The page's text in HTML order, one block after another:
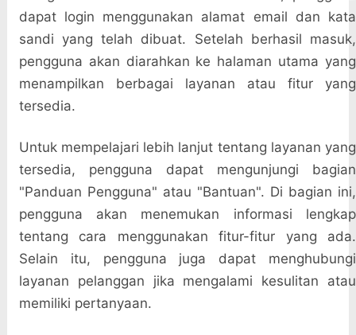
dapat login menggunakan alamat email dan kata
sandi yang telah dibuat. Setelah berhasil masuk,
pengguna akan diarahkan ke halaman utama yang
menampilkan berbagai layanan atau fitur yang
tersedia.
Untuk mempelajari lebih lanjut tentang layanan yang
tersedia, pengguna dapat mengunjungi bagian
"Panduan Pengguna" atau "Bantuan". Di bagian ini,
pengguna akan menemukan informasi lengkap
tentang cara menggunakan fitur-fitur yang ada.
Selain itu, pengguna juga dapat menghubungi
layanan pelanggan jika mengalami kesulitan atau
memiliki pertanyaan.